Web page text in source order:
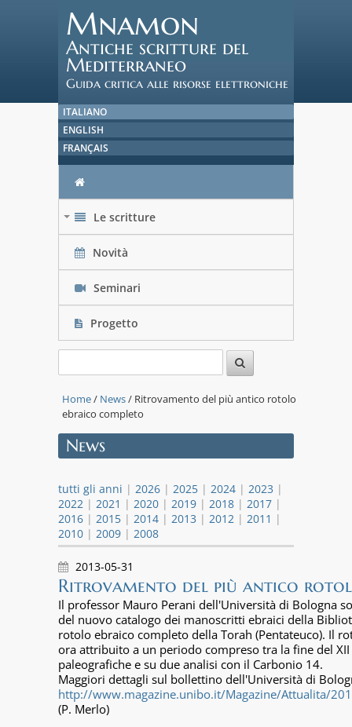
Mnamon
Antiche scritture del
Mediterraneo
Guida critica alle risorse elettroniche
ITALIANO
ENGLISH
FRANÇAIS
Le scritture
Novità
Seminari
Progetto
Home/ News/ Ritrovamento del più antico rotolo
ebraico completo
News
tutti gli anni | 2026 | 2025 | 2024 | 2023 |
2022 | 2021 | 2020 | 2019 | 2018 | 2017 |
2016 | 2015 | 2014 | 2013 | 2012 | 2011 |
2010 | 2009 | 2008
2013-05-31
Ritrovamento del più antico
Il professor Mauro Perani dell'Università di Bologna
del nuovo catalogo dei manoscritti ebraici della
rotolo ebraico completo della Torah (Pentateuco). Il
ora attribuito a un periodo compreso tra la fine del XII
paleografiche e su due analisi con il Carbonio 14.
Maggiori dettagli sul bollettino dell'Università di
http://www.magazine.unibo.it/Magazine/Attualita/
(P. Merlo)